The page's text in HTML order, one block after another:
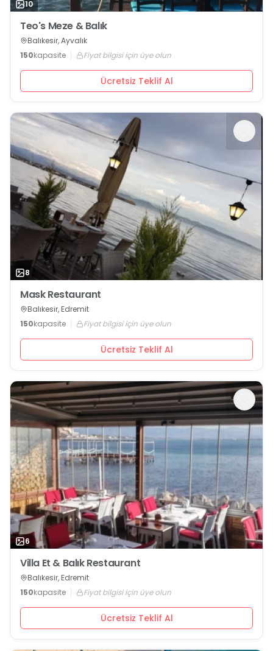
10
Teo's Meze & Balık
Balıkesir, Ayvalık
150kapasite Fiyat bilgisi için üye olun
Ücretsiz Teklif Al
8
Mask Restaurant
Balıkesir, Edremit
150kapasite Fiyat bilgisi için üye olun
Ücretsiz Teklif Al
6
Villa Et & Balık Restaurant
Balıkesir, Edremit
150kapasite Fiyat bilgisi için üye olun
Ücretsiz Teklif Al